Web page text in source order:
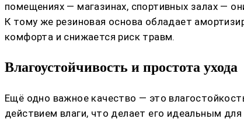
помещениях — магазинах, спортивных залах —
К тому же резиновая основа обладает
комфорта и снижается риск травм.
Влагоустойчивость и простота ухода
Ещё одно важное качество — это
действием влаги, что делает его идеальным для